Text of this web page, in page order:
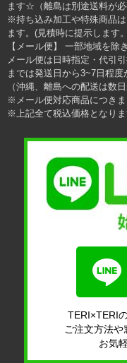
ます☆（離島は別途送料が必
※持ち込み加工や特殊商品
ます。(見積時に提示します
【メール便】 一部地域を除
メール便は日時指定・代引
までは発送日から3~7日程
（沖縄、離島への配送は数
※メール便対応商品につき
※上記全て税込価格となりま
TERI×TERI
ご注文方法や
お気